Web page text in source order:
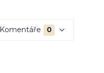
Komentáře 0